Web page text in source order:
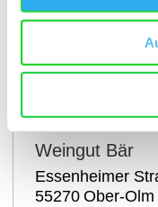
Weingut Bär
Essenheimer
55270 Ober-Olm